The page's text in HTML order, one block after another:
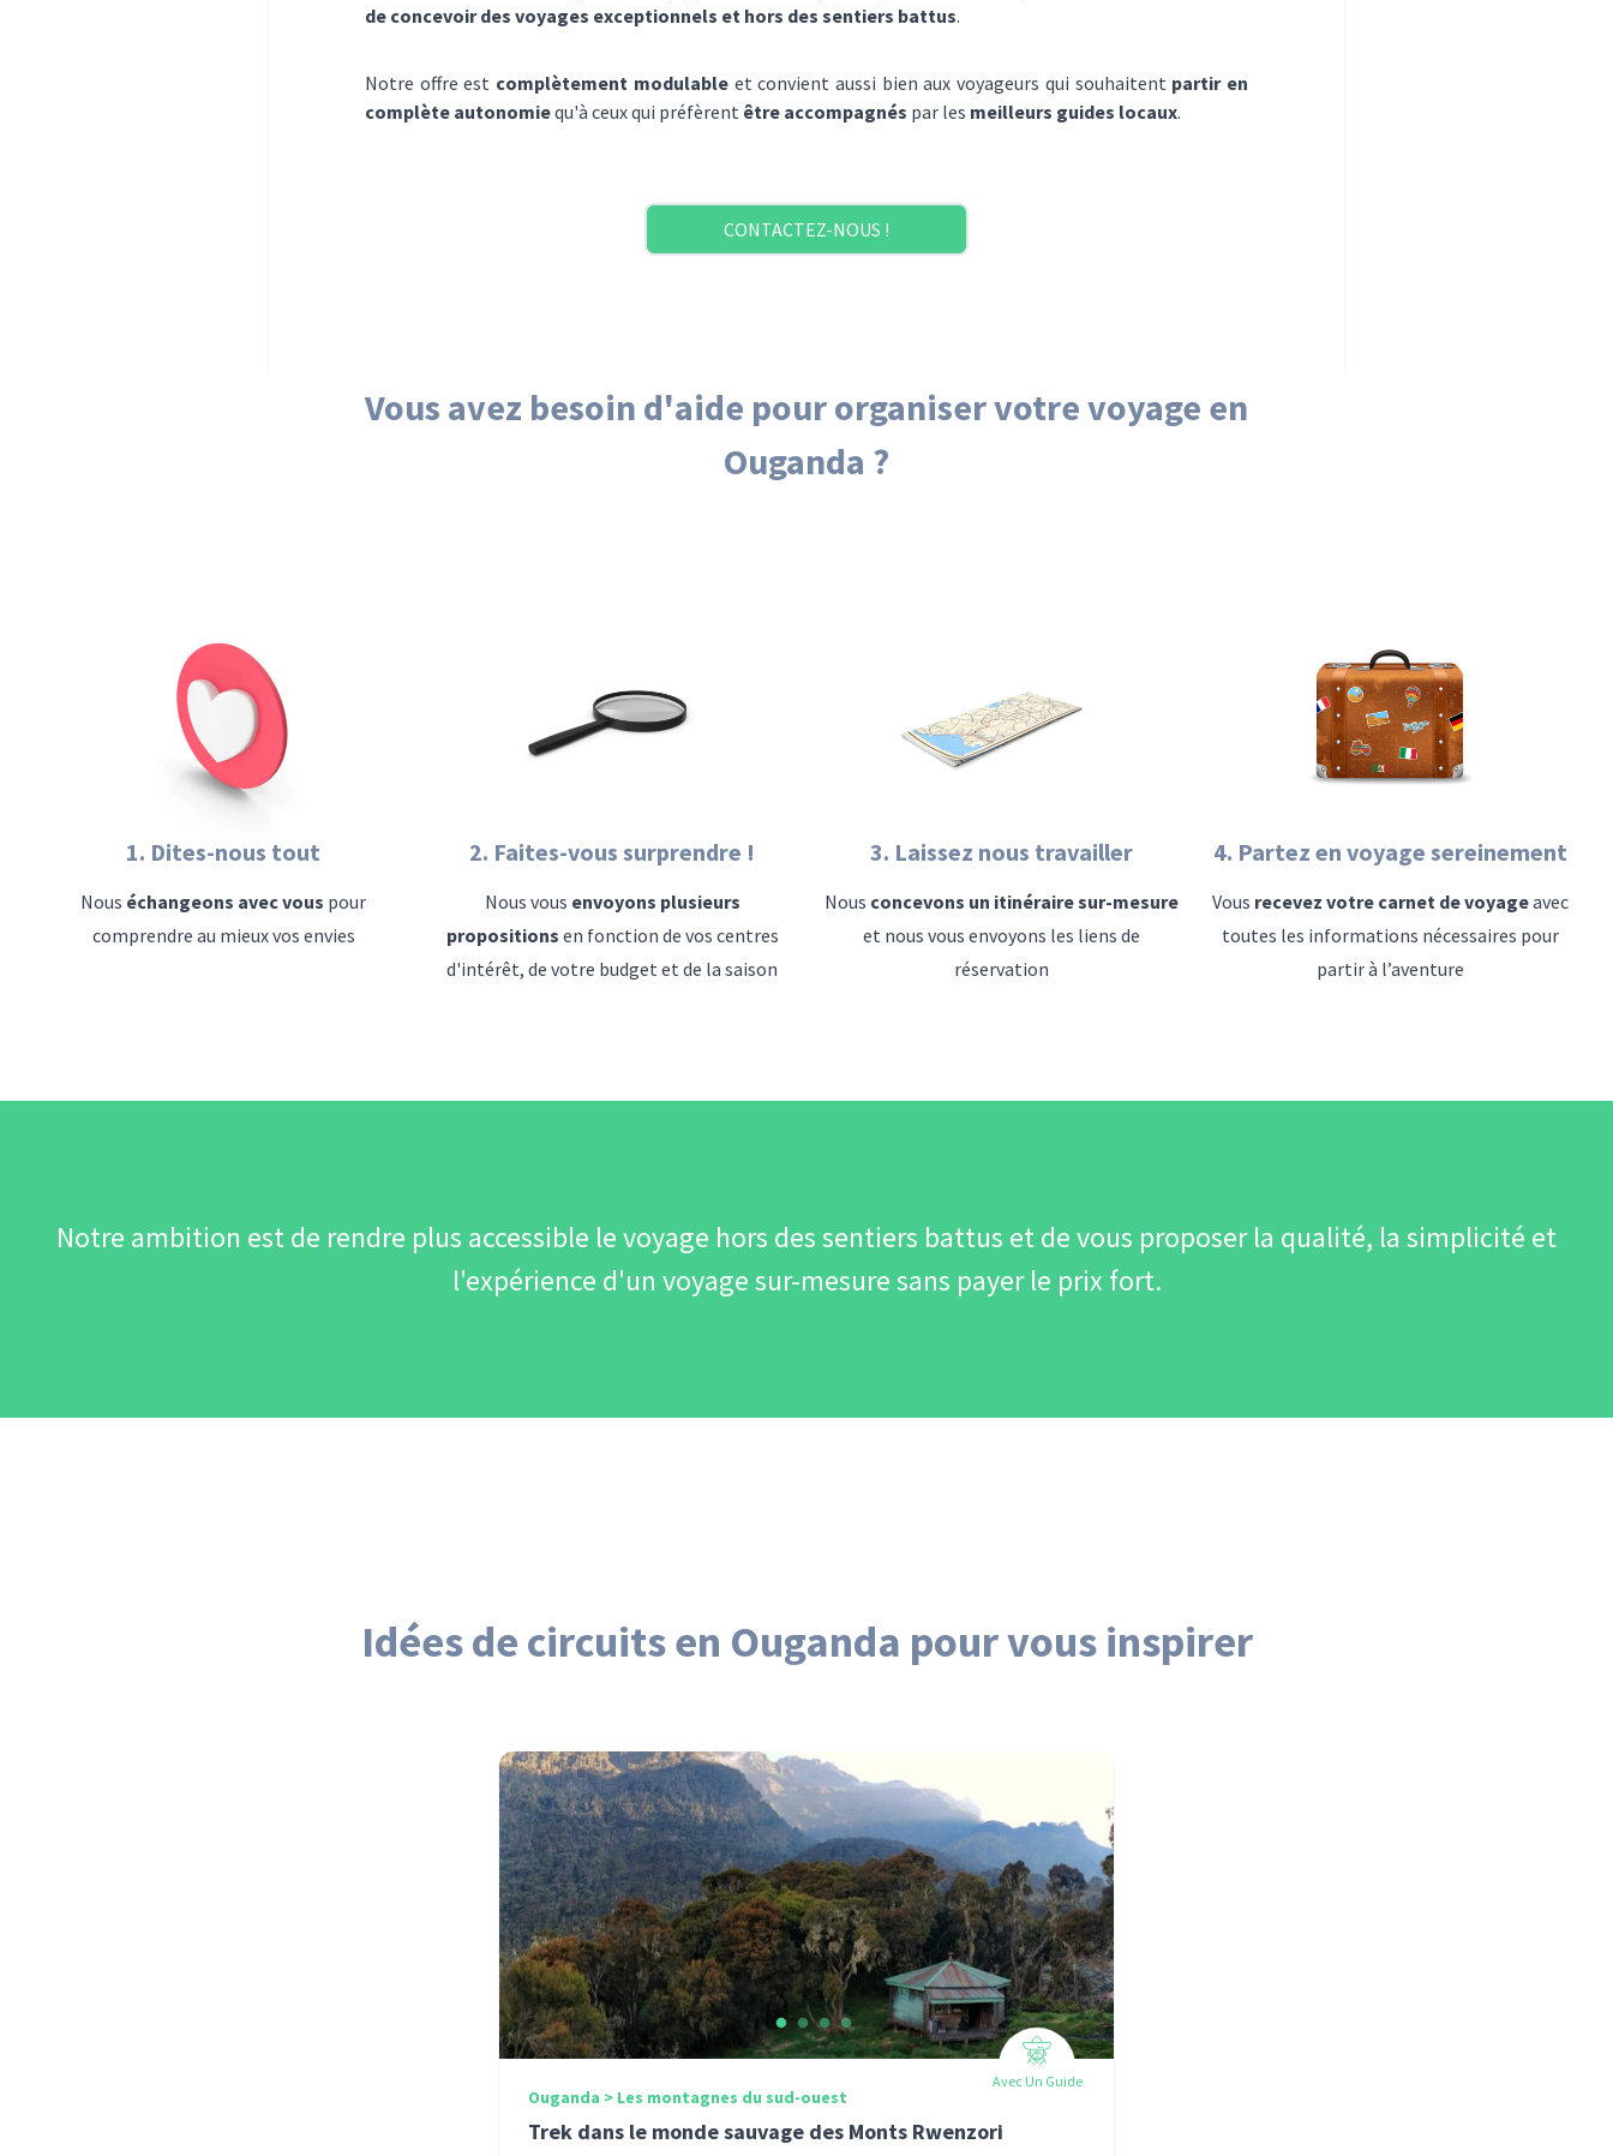
de concevoir des voyages exceptionnels et hors des sentiers battus.
Notre offre est complètement modulableet convient aussi bien aux voyageurs qui souhaitent partir en
complète autonomiequ'à ceux qui préfèrent être accompagnés par les meilleurs guides locaux.
CONTACTEZ-NOUS !
Vous avez besoin d'aide pour organiser votre voyage en
Ouganda ?
1. Dites-nous tout
Nous échangeons avec vous pour
comprendre au mieux vos envies
2. Faites-vous surprendre !
Nous vous envoyons plusieurs
propositions en fonction de vos centres
d'intérêt, de votre budget et de la saison
3. Laissez nous travailler
Nous concevons un itinéraire sur-mesure
et nous vous envoyons les liens de
réservation
4. Partez en voyage sereinement
Vous recevez votre carnet de voyageavec
toutes les informations nécessaires pour
partir à l’aventure
Notre ambition est de rendre plus accessible le voyage hors des sentiers battus et de vous proposer la qualité, la simplicité et
l'expérience d'un voyage sur-mesure sans payer le prix fort.
Idées de circuits en Ouganda pour vous inspirer
Avec Un Guide
Ouganda > Les montagnes du sud-ouest
Trek dans le monde sauvage des Monts Rwenzori